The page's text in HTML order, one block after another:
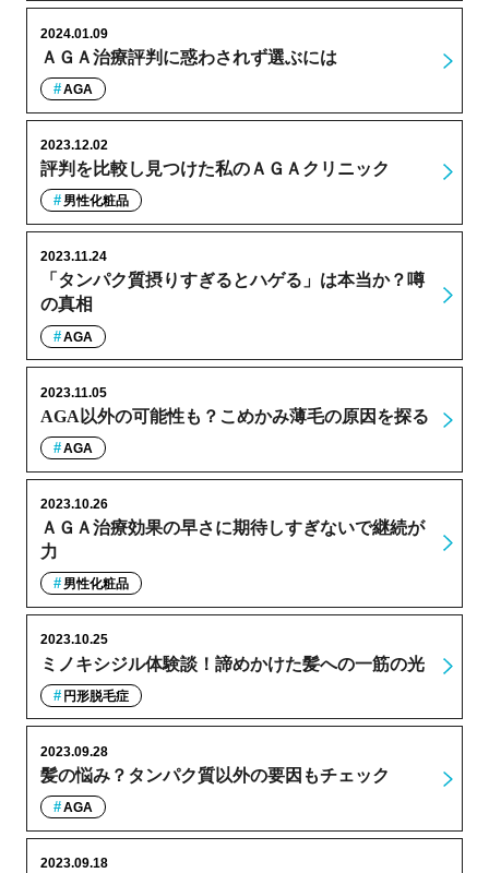
ＡＧＡ治療評判に惑わされず選ぶには
2024.01.09
AGA
評判を比較し見つけた私のＡＧＡクリニック
2023.12.02
男性化粧品
「タンパク質摂りすぎるとハゲる」は本当か？噂
の真相
2023.11.24
AGA
AGA以外の可能性も？こめかみ薄毛の原因を探る
2023.11.05
AGA
ＡＧＡ治療効果の早さに期待しすぎないで継続が
力
2023.10.26
男性化粧品
ミノキシジル体験談！諦めかけた髪への一筋の光
2023.10.25
円形脱毛症
髪の悩み？タンパク質以外の要因もチェック
2023.09.28
AGA
2023.09.18